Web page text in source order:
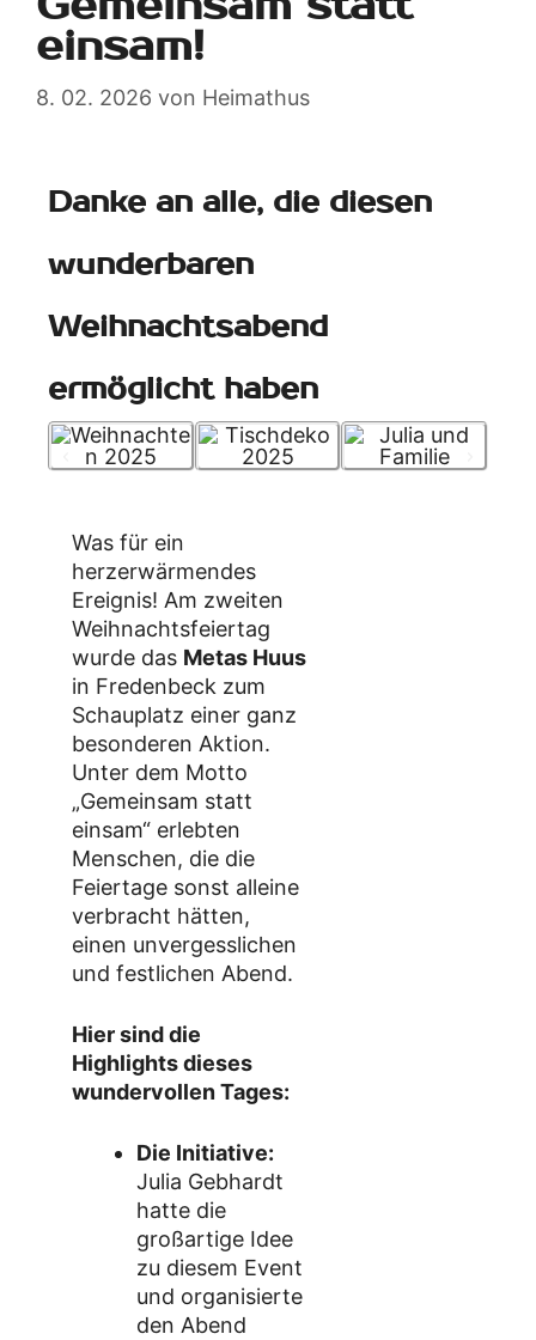
einsam!
8. 02. 2026 von Heimathus
Danke an alle, die diesen
wunderbaren
Weihnachtsabend
ermöglicht haben
Was für ein
herzerwärmendes
Ereignis! Am zweiten
Weihnachtsfeiertag
wurde das Metas Huus
in Fredenbeck zum
Schauplatz einer ganz
besonderen Aktion.
Unter dem Motto
„Gemeinsam statt
einsam“ erlebten
Menschen, die die
Feiertage sonst alleine
verbracht hätten,
einen unvergesslichen
und festlichen Abend.
Hier sind die
Highlights dieses
wundervollen Tages:
Die Initiative:
Julia Gebhardt
hatte die
großartige Idee
zu diesem Event
und organisierte
den Abend